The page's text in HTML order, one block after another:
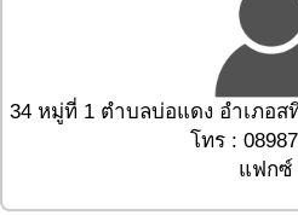
34 หมู่ที่ 1 ตำบลบ่อแดง อำเภอส
โทร :
แฟกซ์